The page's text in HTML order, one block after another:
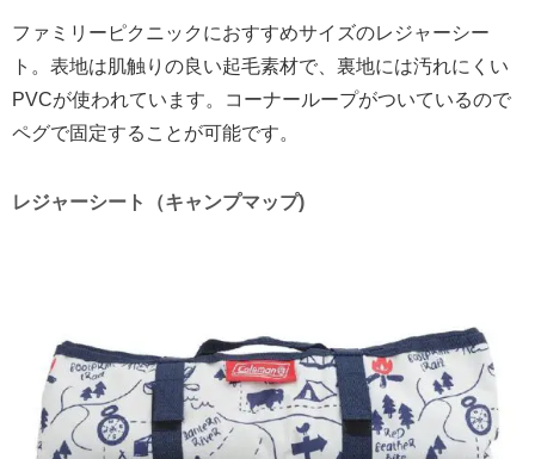
ファミリーピクニックにおすすめサイズのレジャーシー
ト。表地は肌触りの良い起毛素材で、裏地には汚れにくい
PVCが使われています。コーナーループがついているので
ペグで固定することが可能です。
レジャーシート（キャンプマップ)